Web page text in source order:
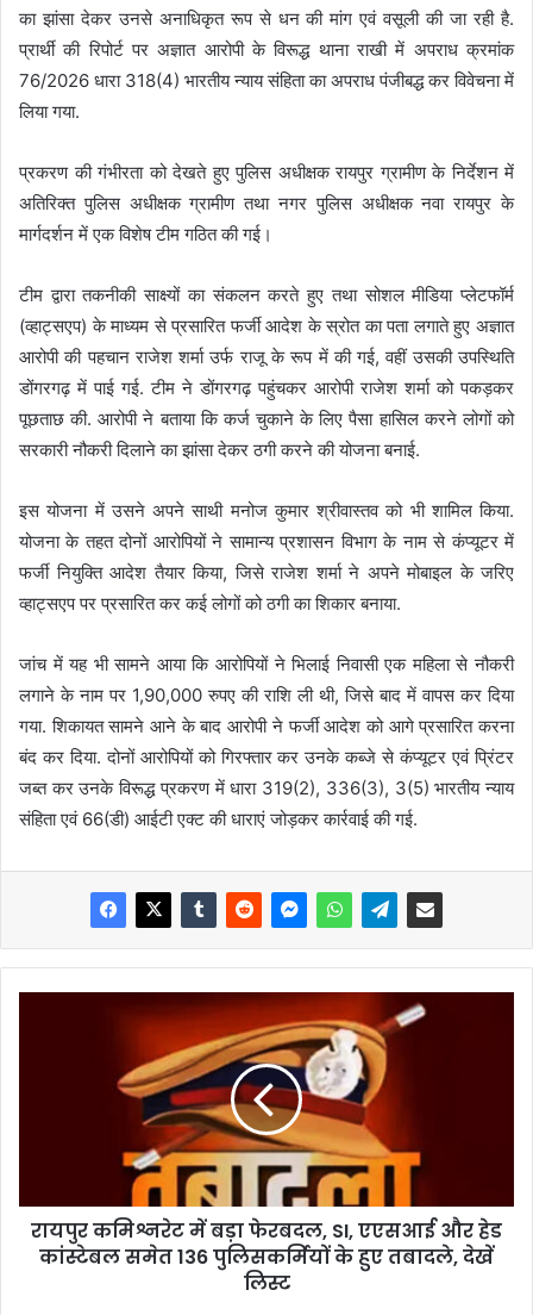
का झांसा देकर उनसे अनाधिकृत रूप से धन की मांग एवं वसूली की जा रही है.
प्रार्थी की रिपोर्ट पर अज्ञात आरोपी के विरूद्ध थाना राखी में अपराध क्रमांक
76/2026 धारा 318(4) भारतीय न्याय संहिता का अपराध पंजीबद्ध कर विवेचना में
लिया गया.
प्रकरण की गंभीरता को देखते हुए पुलिस अधीक्षक रायपुर ग्रामीण के निर्देशन में
अतिरिक्त पुलिस अधीक्षक ग्रामीण तथा नगर पुलिस अधीक्षक नवा रायपुर के
मार्गदर्शन में एक विशेष टीम गठित की गई।
टीम द्वारा तकनीकी साक्ष्यों का संकलन करते हुए तथा सोशल मीडिया प्लेटफॉर्म
(व्हाट्सएप) के माध्यम से प्रसारित फर्जी आदेश के स्रोत का पता लगाते हुए अज्ञात
आरोपी की पहचान राजेश शर्मा उर्फ राजू के रूप में की गई, वहीं उसकी उपस्थिति
डोंगरगढ़ में पाई गई. टीम ने डोंगरगढ़ पहुंचकर आरोपी राजेश शर्मा को पकड़कर
पूछताछ की. आरोपी ने बताया कि कर्ज चुकाने के लिए पैसा हासिल करने लोगों को
सरकारी नौकरी दिलाने का झांसा देकर ठगी करने की योजना बनाई.
इस योजना में उसने अपने साथी मनोज कुमार श्रीवास्तव को भी शामिल किया.
योजना के तहत दोनों आरोपियों ने सामान्य प्रशासन विभाग के नाम से कंप्यूटर में
फर्जी नियुक्ति आदेश तैयार किया, जिसे राजेश शर्मा ने अपने मोबाइल के जरिए
व्हाट्सएप पर प्रसारित कर कई लोगों को ठगी का शिकार बनाया.
जांच में यह भी सामने आया कि आरोपियों ने भिलाई निवासी एक महिला से नौकरी
लगाने के नाम पर 1,90,000 रुपए की राशि ली थी, जिसे बाद में वापस कर दिया
गया. शिकायत सामने आने के बाद आरोपी ने फर्जी आदेश को आगे प्रसारित करना
बंद कर दिया. दोनों आरोपियों को गिरफ्तार कर उनके कब्जे से कंप्यूटर एवं प्रिंटर
जब्त कर उनके विरूद्ध प्रकरण में धारा 319(2), 336(3), 3(5) भारतीय न्याय
संहिता एवं 66(डी) आईटी एक्ट की धाराएं जोड़कर कार्रवाई की गई.
रायपुर कमिश्नरेट में बड़ा फेरबदल, SI, एएसआई और हेड
कांस्टेबल समेत 136 पुलिसकर्मियों के हुए तबादले, देखें
लिस्ट